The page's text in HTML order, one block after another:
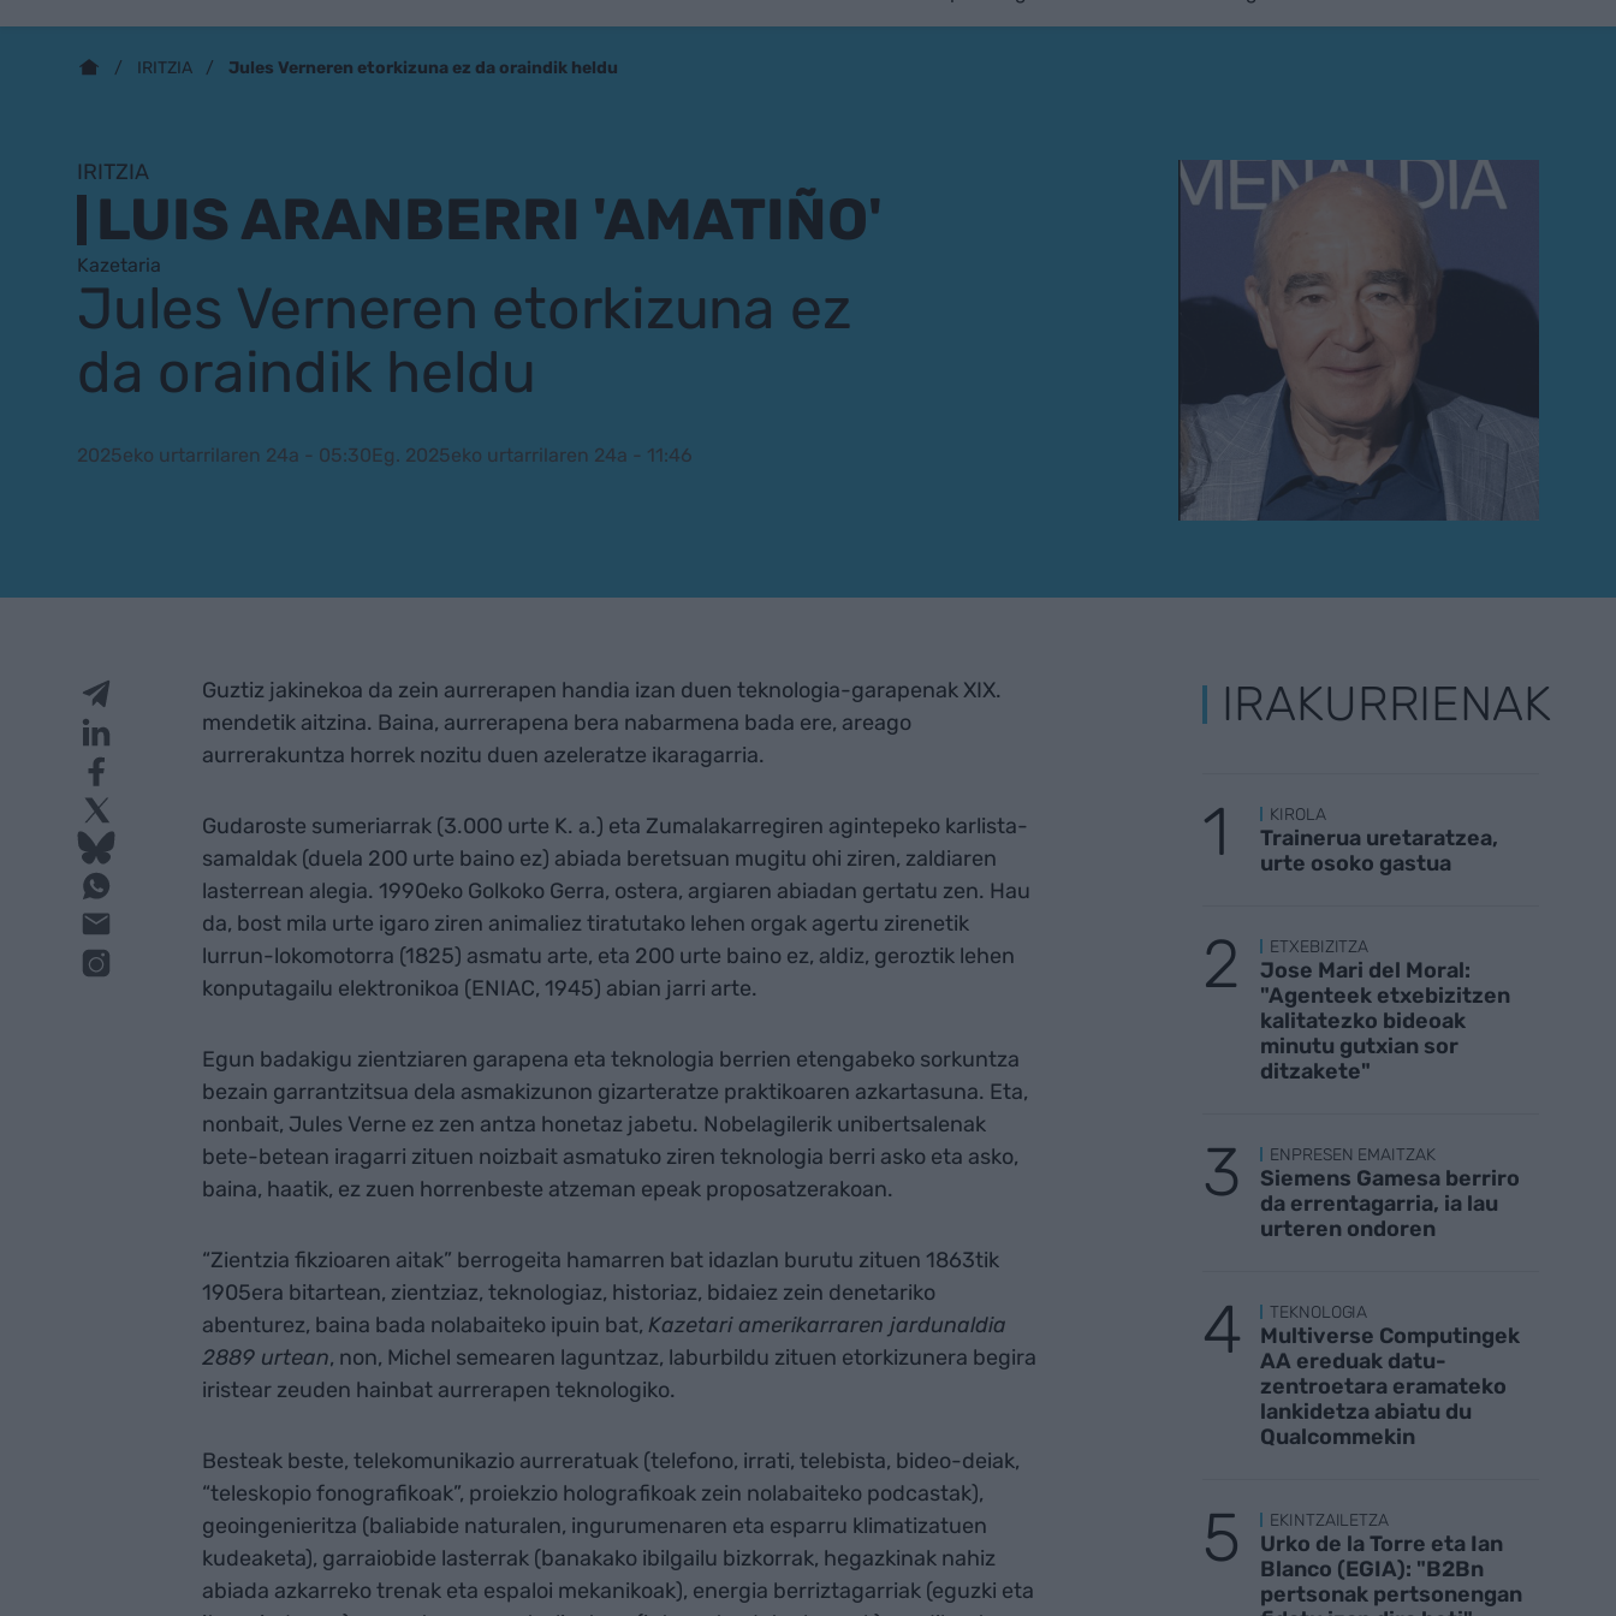
IRITZIA Jules Verneren etorkizuna ez da oraindik heldu
IRITZIA
LUIS ARANBERRI 'AMATIÑO'
Kazetaria
Jules Verneren etorkizuna ez
da oraindik heldu
2025eko urtarrilaren 24a - 05:30Eg. 2025eko urtarrilaren 24a - 11:46
Guztiz jakinekoa da zein aurrerapen handia izan duen teknologia-garapenak XIX.
mendetik aitzina. Baina, aurrerapena bera nabarmena bada ere, areago
aurrerakuntza horrek nozitu duen azeleratze ikaragarria.
Gudaroste sumeriarrak (3.000 urte K. a.) eta Zumalakarregiren agintepeko karlista-
samaldak (duela 200 urte baino ez) abiada beretsuan mugitu ohi ziren, zaldiaren
lasterrean alegia. 1990eko Golkoko Gerra, ostera, argiaren abiadan gertatu zen. Hau
da, bost mila urte igaro ziren animaliez tiratutako lehen orgak agertu zirenetik
lurrun-lokomotorra (1825) asmatu arte, eta 200 urte baino ez, aldiz, geroztik lehen
konputagailu elektronikoa (ENIAC, 1945) abian jarri arte.
Egun badakigu zientziaren garapena eta teknologia berrien etengabeko sorkuntza
bezain garrantzitsua dela asmakizunon gizarteratze praktikoaren azkartasuna. Eta,
nonbait, Jules Verne ez zen antza honetaz jabetu. Nobelagilerik unibertsalenak
bete-betean iragarri zituen noizbait asmatuko ziren teknologia berri asko eta asko,
baina, haatik, ez zuen horrenbeste atzeman epeak proposatzerakoan.
“Zientzia fikzioaren aitak” berrogeita hamarren bat idazlan burutu zituen 1863tik
1905era bitartean, zientziaz, teknologiaz, historiaz, bidaiez zein denetariko
abenturez, baina bada nolabaiteko ipuin bat, Kazetari amerikarraren jardunaldia
2889 urtean, non, Michel semearen laguntzaz, laburbildu zituen etorkizunera begira
iristear zeuden hainbat aurrerapen teknologiko.
Besteak beste, telekomunikazio aurreratuak (telefono, irrati, telebista, bideo-deiak,
“teleskopio fonografikoak”, proiekzio holografikoak zein nolabaiteko podcastak),
geoingenieritza (baliabide naturalen, ingurumenaren eta esparru klimatizatuen
kudeaketa), garraiobide lasterrak (banakako ibilgailu bizkorrak, hegazkinak nahiz
abiada azkarreko trenak eta espaloi mekanikoak), energia berriztagarriak (eguzki eta
IRAKURRIENAK
KIROLA
Trainerua uretaratzea,
urte osoko gastua
ETXEBIZITZA
Jose Mari del Moral:
"Agenteek etxebizitzen
kalitatezko bideoak
minutu gutxian sor
ditzakete"
ENPRESEN EMAITZAK
Siemens Gamesa berriro
da errentagarria, ia lau
urteren ondoren
TEKNOLOGIA
Multiverse Computingek
AA ereduak datu-
zentroetara eramateko
lankidetza abiatu du
Qualcommekin
EKINTZAILETZA
Urko de la Torre eta Ian
Blanco (EGIA): "B2Bn
pertsonak pertsonengan